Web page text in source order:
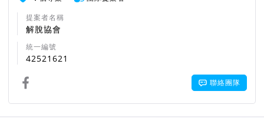
提案者名稱
解脫協會
統一編號
42521621
聯絡團隊